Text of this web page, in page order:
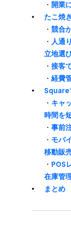
・ 開業
た​こ焼
・ 競合
・ 人通
立地選
・ 接客
・ 経費
Square
・ キャ
時間を​
・ 事前
・ モバ
移動販
・ POS
在庫管
まとめ